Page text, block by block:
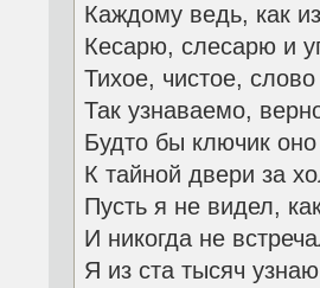
Каждому ведь, как
Кесарю, слесарю и
Тихое, чистое,
Так узнаваемо,
Будто бы ключик
К тайной двери за
Пусть я не видел,
И никогда не
Я из ста тысяч